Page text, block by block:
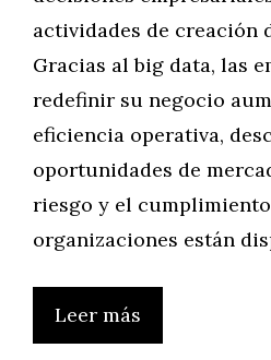
actividades de creación
Gracias al big data, las
redefinir su negocio
eficiencia operativa,
oportunidades de
riesgo y el
organizaciones están
Leer más